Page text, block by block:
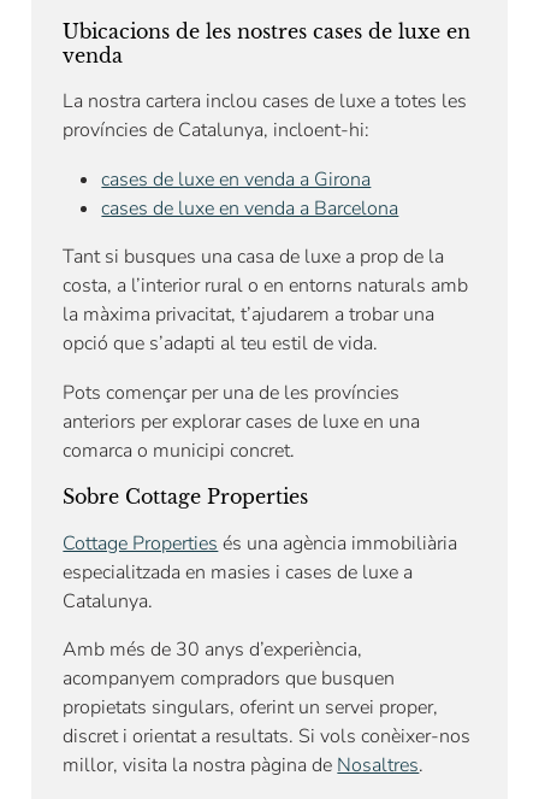
Ubicacions de les nostres cases de luxe en
venda
La nostra cartera inclou cases de luxe a totes les
províncies de Catalunya, incloent-hi:
cases de luxe en venda a Girona
cases de luxe en venda a Barcelona
Tant si busques una casa de luxe a prop de la
costa, a l’interior rural o en entorns naturals amb
la màxima privacitat, t’ajudarem a trobar una
opció que s’adapti al teu estil de vida.
Pots començar per una de les províncies
anteriors per explorar cases de luxe en una
comarca o municipi concret.
Sobre Cottage Properties
Cottage Properties és una agència immobiliària
especialitzada en masies i cases de luxe a
Catalunya.
Amb més de 30 anys d’experiència,
acompanyem compradors que busquen
propietats singulars, oferint un servei proper,
discret i orientat a resultats. Si vols conèixer-nos
millor, visita la nostra pàgina de Nosaltres.